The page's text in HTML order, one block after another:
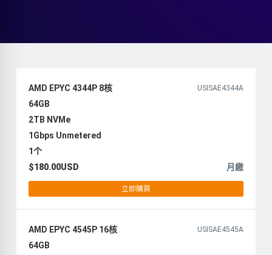
AMD EPYC 4344P 8核 USISAE4344A
64GB
2TB NVMe
1Gbps Unmetered
1个
$180.00USD
月繳
立即購買
AMD EPYC 4545P 16核 USISAE4545A
64GB